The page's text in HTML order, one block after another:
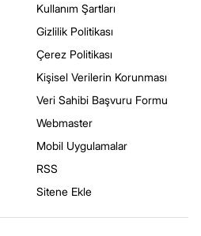
Kullanım Şartları
Gizlilik Politikası
Çerez Politikası
Kişisel Verilerin Korunması
Veri Sahibi Başvuru Formu
Webmaster
Mobil Uygulamalar
RSS
Sitene Ekle